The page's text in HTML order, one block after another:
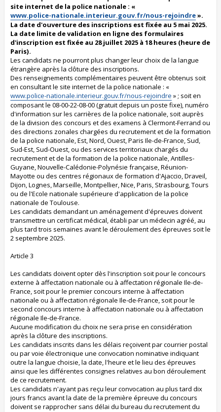
site internet de la police nationale : «
www.police-nationale.interieur.gouv.fr/nous-rejoindre».
La date d'ouverture des inscriptions est fixée au 5 mai 2025.
La date limite de validation en ligne des formulaires
d'inscription est fixée au 28 juillet 2025 à 18 heures (heure de
Paris).
Les candidats ne pourront plus changer leur choix de la langue
étrangère après la clôture des inscriptions.
Des renseignements complémentaires peuvent être obtenus soit
en consultant le site internet de la police nationale : «
www.police-nationale.interieur.gouv.fr/nous-rejoindre » ; soit en
composant le 08-00-22-08-00 (gratuit depuis un poste fixe), numéro
d'information sur les carrières de la police nationale, soit auprès
de la division des concours et des examens à Clermont-Ferrand ou
des directions zonales chargées du recrutement et de la formation
de la police nationale, Est, Nord, Ouest, Paris Ile-de-France, Sud,
Sud-Est, Sud-Ouest, ou des services territoriaux chargés du
recrutement et de la formation de la police nationale, Antilles-
Guyane, Nouvelle-Calédonie-Polynésie française, Réunion-
Mayotte ou des centres régionaux de formation d'Ajaccio, Draveil,
Dijon, Lognes, Marseille, Montpellier, Nice, Paris, Strasbourg, Tours
ou de l'Ecole nationale supérieure d'application de la police
nationale de Toulouse.
Les candidats demandant un aménagement d'épreuves doivent
transmettre un certificat médical, établi par un médecin agréé, au
plus tard trois semaines avant le déroulement des épreuves soit le
2 septembre 2025.
Article 3
Les candidats doivent opter dès l'inscription soit pour le concours
externe à affectation nationale ou à affectation régionale Ile-de-
France, soit pour le premier concours interne à affectation
nationale ou à affectation régionale Ile-de-France, soit pour le
second concours interne à affectation nationale ou à affectation
régionale Ile-de-France.
Aucune modification du choix ne sera prise en considération
après la clôture des inscriptions.
Les candidats inscrits dans les délais reçoivent par courrier postal
ou par voie électronique une convocation nominative indiquant
outre la langue choisie, la date, l'heure et le lieu des épreuves
ainsi que les différentes consignes relatives au bon déroulement
de ce recrutement.
Les candidats n'ayant pas reçu leur convocation au plus tard dix
jours francs avant la date de la première épreuve du concours
doivent se rapprocher sans délai du bureau du recrutement du